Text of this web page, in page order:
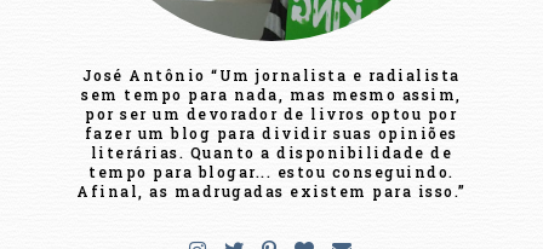
José Antônio “Um jornalista e radialista
sem tempo para nada, mas mesmo assim,
por ser um devorador de livros optou por
fazer um blog para dividir suas opiniões
literárias. Quanto a disponibilidade de
tempo para blogar... estou conseguindo.
Afinal, as madrugadas existem para isso.”